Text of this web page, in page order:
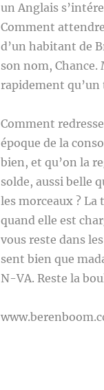
un Anglais
Comment
d’un habitant de
son nom, Chance.
rapidement
Comment
époque de la
bien, et qu’on la
solde, aussi belle
les morceaux ?
quand elle est
vous reste dans
sent bien que
N-VA. Reste la